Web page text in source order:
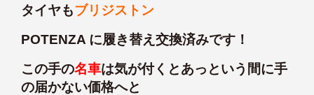
タイヤもブリジストン
POTENZA に履き替え交換済みです！
この手の名車は気が付くとあっという間に手
の届かない価格へと